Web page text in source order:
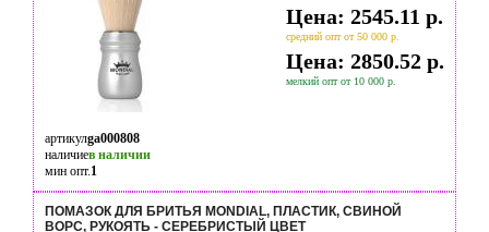
Цена: 2545.11 р.
средний опт от 50 000 р.
Цена: 2850.52 р.
мелкий опт от 10 000 р.
артикулga000808
наличиев наличии
мин опт.1
ПОМАЗОК ДЛЯ БРИТЬЯ MONDIAL, ПЛАСТИК, СВИНОЙ
ВОРС, РУКОЯТЬ - СЕРЕБРИСТЫЙ ЦВЕТ